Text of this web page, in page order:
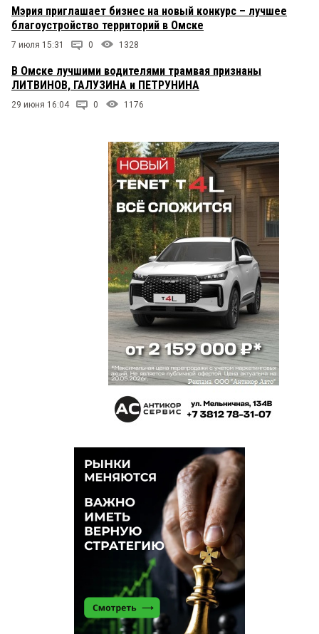
Мэрия приглашает бизнес на новый конкурс – лучшее
благоустройство территорий в Омске
7 июля 15:31 0 1328
В Омске лучшими водителями трамвая признаны
ЛИТВИНОВ, ГАЛУЗИНА и ПЕТРУНИНА
29 июня 16:04 0 1176